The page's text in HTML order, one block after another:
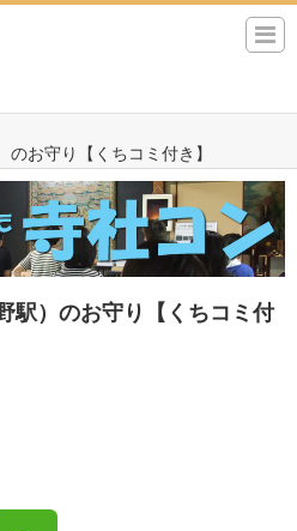
お守り【くちコミ付き】
駅）のお守り【くちコミ付